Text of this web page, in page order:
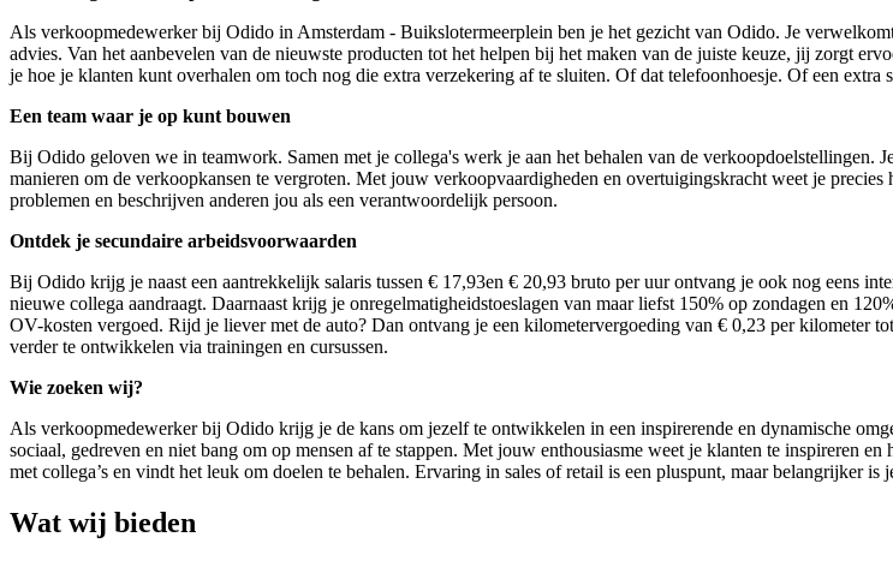
Als verkoopmedewerker bij Odido in Amsterdam - Buikslotermeerplein ben je het gezicht van Odido. Je
advies. Van het aanbevelen van de nieuwste producten tot het helpen bij het maken van de juiste keuze, jij zorgt
je hoe je klanten kunt overhalen om toch nog die extra verzekering af te sluiten. Of dat telefoonhoesje. Of een extra
Een team waar je op kunt bouwen
Bij Odido geloven we in teamwork. Samen met je collega's werk je aan het behalen van de
manieren om de verkoopkansen te vergroten. Met jouw verkoopvaardigheden en overtuigingskracht weet je
problemen en beschrijven anderen jou als een verantwoordelijk persoon.
Ontdek je secundaire arbeidsvoorwaarden
Bij Odido krijg je naast een aantrekkelijk salaris tussen € 17,93en € 20,93 bruto per uur ontvang je ook nog eens
nieuwe collega aandraagt. Daarnaast krijg je onregelmatigheidstoeslagen van maar liefst 150% op zondagen en
OV-kosten vergoed. Rijd je liever met de auto? Dan ontvang je een kilometervergoeding van € 0,23 per kilometer
verder te ontwikkelen via trainingen en cursussen.
Wie zoeken wij?
Als verkoopmedewerker bij Odido krijg je de kans om jezelf te ontwikkelen in een inspirerende en dynamische
sociaal, gedreven en niet bang om op mensen af te stappen. Met jouw enthousiasme weet je klanten te inspireren
met collega’s en vindt het leuk om doelen te behalen. Ervaring in sales of retail is een pluspunt, maar belangrijker
Wat wij bieden